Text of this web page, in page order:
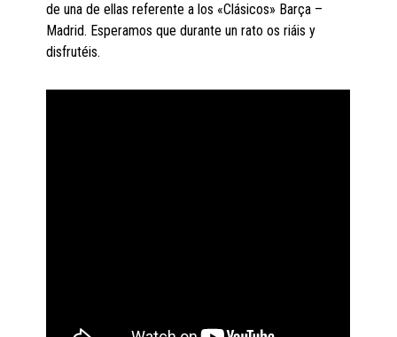
de una de ellas referente a los «Clásicos» Barça –
Madrid. Esperamos que durante un rato os riáis y
disfrutéis.